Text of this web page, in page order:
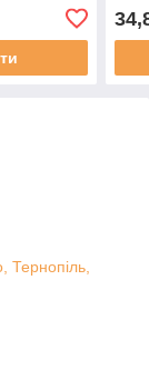
Тернопіль,